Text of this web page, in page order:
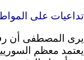
تداعيات على
يرى المصطفى أن
يعتمد معظم